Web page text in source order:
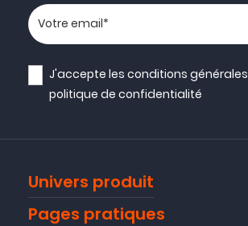
Votre adresse email
J'accepte lesconditions générales
politique de confidentialité
Univers produit
Pages pratiques